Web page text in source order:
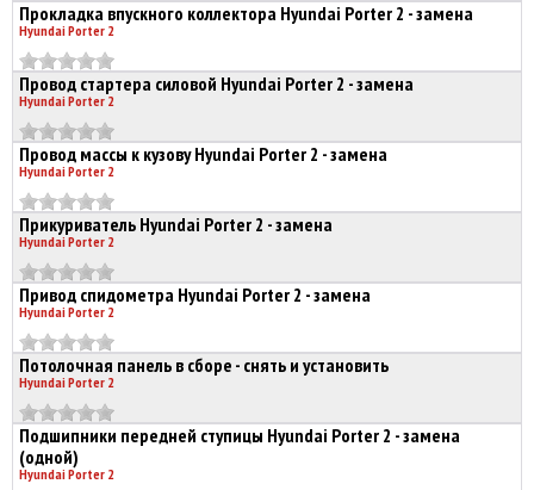
Прокладка впускного коллектора Hyundai Porter 2 - замена
Hyundai Porter 2
Провод стартера силовой Hyundai Porter 2 - замена
Hyundai Porter 2
Провод массы к кузову Hyundai Porter 2 - замена
Hyundai Porter 2
Прикуриватель Hyundai Porter 2 - замена
Hyundai Porter 2
Привод спидометра Hyundai Porter 2 - замена
Hyundai Porter 2
Потолочная панель в сборе - снять и установить
Hyundai Porter 2
Подшипники передней ступицы Hyundai Porter 2 - замена
(одной)
Hyundai Porter 2